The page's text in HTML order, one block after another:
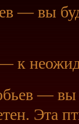
— вы
к
— вы
Эта